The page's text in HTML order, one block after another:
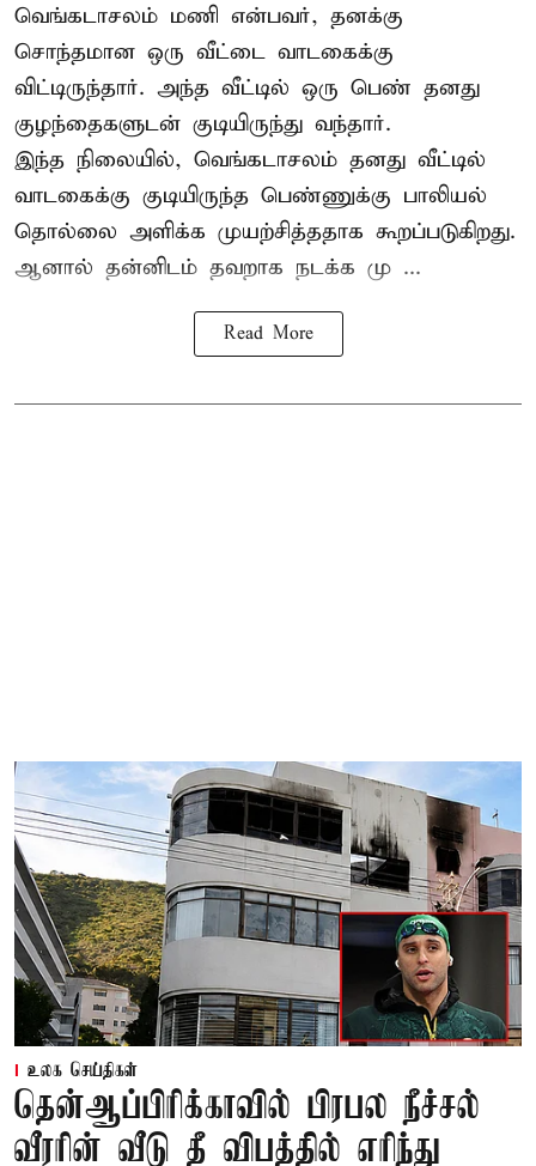
வெங்கடாசலம் மணி என்பவர், தனக்கு
சொந்தமான ஒரு வீட்டை வாடகைக்கு
விட்டிருந்தார். அந்த வீட்டில் ஒரு பெண் தனது
குழந்தைகளுடன் குடியிருந்து வந்தார்.
இந்த நிலையில், வெங்கடாசலம் தனது வீட்டில்
வாடகைக்கு குடியிருந்த பெண்ணுக்கு பாலியல்
தொல்லை அளிக்க முயற்சித்ததாக கூறப்படுகிறது.
ஆனால் தன்னிடம் தவறாக நடக்க மு ...
Read More
உலக செய்திகள்
தென்ஆப்பிரிக்காவில் பிரபல நீச்சல்
வீரரின் வீடு தீ விபத்தில் எரிந்து